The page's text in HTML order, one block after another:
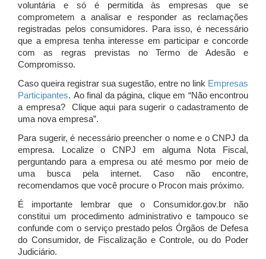
voluntária e só é permitida às empresas que se
comprometem a analisar e responder as reclamações
registradas pelos consumidores. Para isso, é necessário
que a empresa tenha interesse em participar e concorde
com as regras previstas no Termo de Adesão e
Compromisso.
Caso queira registrar sua sugestão, entre no link Empresas
Participantes. Ao final da página, clique em “Não encontrou
a empresa? Clique aqui para sugerir o cadastramento de
uma nova empresa”.
Para sugerir, é necessário preencher o nome e o CNPJ da
empresa. Localize o CNPJ em alguma Nota Fiscal,
perguntando para a empresa ou até mesmo por meio de
uma busca pela internet. Caso não encontre,
recomendamos que você procure o Procon mais próximo.
É importante lembrar que o Consumidor.gov.br não
constitui um procedimento administrativo e tampouco se
confunde com o serviço prestado pelos Órgãos de Defesa
do Consumidor, de Fiscalização e Controle, ou do Poder
Judiciário.